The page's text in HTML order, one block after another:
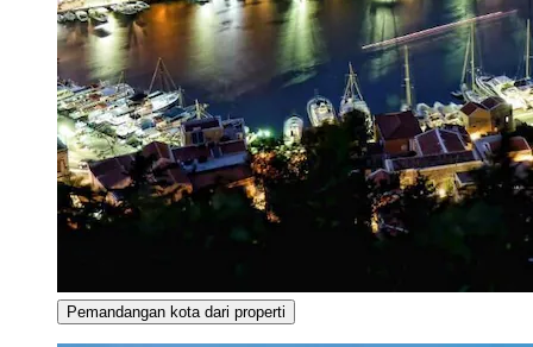
Pemandangan kota dari properti